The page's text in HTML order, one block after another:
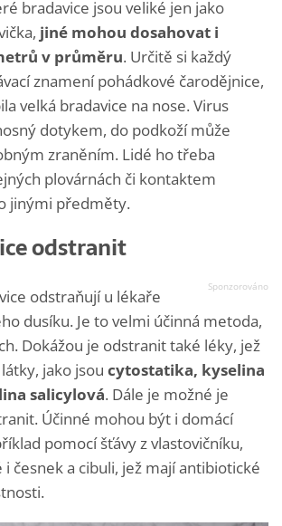
bradavice jsou veliké jen jako
jiné mohou dosahovat i
v průměru. Určitě si každý
znamení pohádkové čarodějnice,
velká bradavice na nose. Virus
dotykem, do podkoží může
zraněním. Lidé ho třeba
plovárnách či kontaktem
jinými předměty.
odstranit
odstraňují u lékaře
dusíku. Je to velmi účinná metoda,
Dokážou je odstranit také léky, jež
jako jsou cytostatika, kyselina
salicylová. Dále je možné je
Účinné mohou být i domácí
pomocí šťávy z vlastovičníku,
česnek a cibuli, jež mají antibiotické